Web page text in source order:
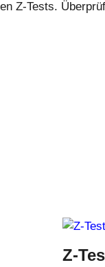
Z-Tests.
Z-